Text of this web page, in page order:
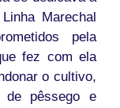
Marechal
pela
fez com ela
o cultivo,
de pêssego e